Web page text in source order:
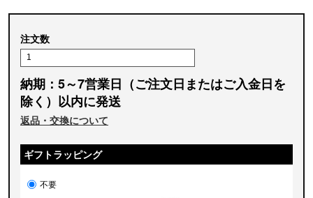
注文数
納期：5～7営業日（ご注文日またはご入金日を
除く）以内に発送
返品・交換について
ギフトラッピング
不要